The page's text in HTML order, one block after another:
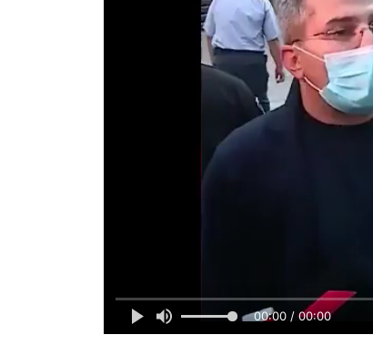
00:00 / 00:00